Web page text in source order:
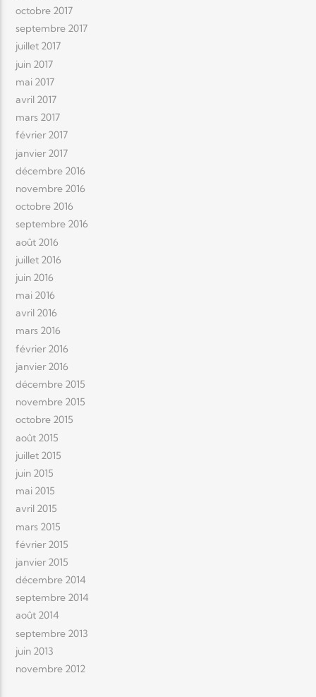
octobre 2017
septembre 2017
juillet 2017
juin 2017
mai 2017
avril 2017
mars 2017
février 2017
janvier 2017
décembre 2016
novembre 2016
octobre 2016
septembre 2016
août 2016
juillet 2016
juin 2016
mai 2016
avril 2016
mars 2016
février 2016
janvier 2016
décembre 2015
novembre 2015
octobre 2015
août 2015
juillet 2015
juin 2015
mai 2015
avril 2015
mars 2015
février 2015
janvier 2015
décembre 2014
septembre 2014
août 2014
septembre 2013
juin 2013
novembre 2012